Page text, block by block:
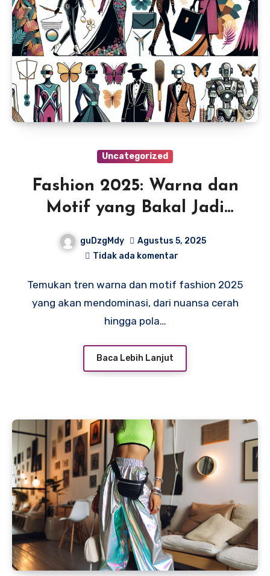
Uncategorized
Fashion 2025: Warna dan
Motif yang Bakal Jadi
Primadona Tahun Ini
guDzgMdy
Agustus 5, 2025
Tidak ada komentar
Temukan tren warna dan motif fashion 2025
yang akan mendominasi, dari nuansa cerah
hingga pola…
Baca Lebih Lanjut